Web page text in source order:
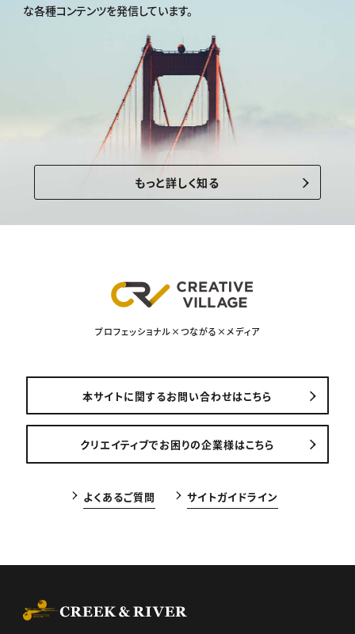
な各種コンテンツを発信しています。
もっと詳しく知る
プロフェッショナル×つながる×メディア
本サイトに関するお問い合わせはこちら
クリエイティブでお困りの企業様はこちら
よくあるご質問 サイトガイドライン